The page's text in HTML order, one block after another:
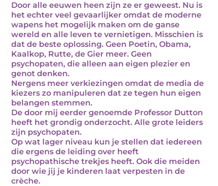
Door alle eeuwen heen zijn ze er geweest. Nu is
het echter veel gevaarlijker omdat de moderne
wapens het mogelijk maken om de ganse
wereld en alle leven te vernietigen. Misschien is
dat de beste oplossing. Geen Poetin, Obama,
Kaalkop, Rutte, de Gier meer. Geen
psychopaten, die alleen aan eigen plezier en
genot denken.
Nergens meer verkiezingen omdat de media de
kiezers zo manipuleren dat ze tegen hun eigen
belangen stemmen.
De door mij eerder genoemde Professor Dutton
heeft het grondig onderzocht. Alle grote leiders
zijn psychopaten.
Op wat lager niveau kun je stellen dat iedereen
die ergens de leiding over heeft
psychopathische trekjes heeft. Ook die meiden
door wie jij je kinderen laat verpesten in de
crèche.